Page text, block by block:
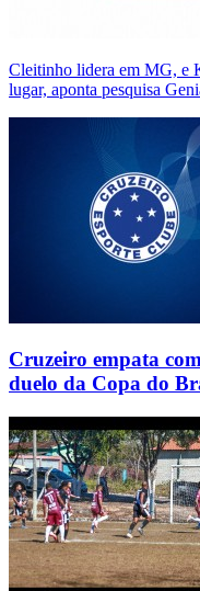
Cleitinho lidera em MG, e
lugar, aponta pesquisa
Cruzeiro empata
duelo da Copa do